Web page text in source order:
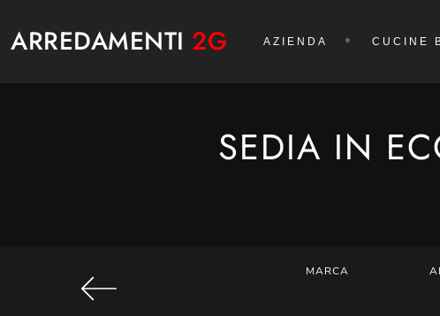
ARREDAMENTI 2G AZIENDA CUCINE
SEDIA IN
MARCA